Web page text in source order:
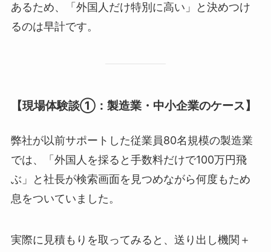
あるため、「外国人だけ特別に高い」と決めつけ
るのは早計です。
【現場体験談①：製造業・中小企業のケース】
弊社が以前サポートした従業員80名規模の製造業
では、「外国人を採ると手数料だけで100万円飛
ぶ」と社長が検索画面を見つめながら何度もため
息をついていました。
実際に見積もりを取ってみると、送り出し機関＋